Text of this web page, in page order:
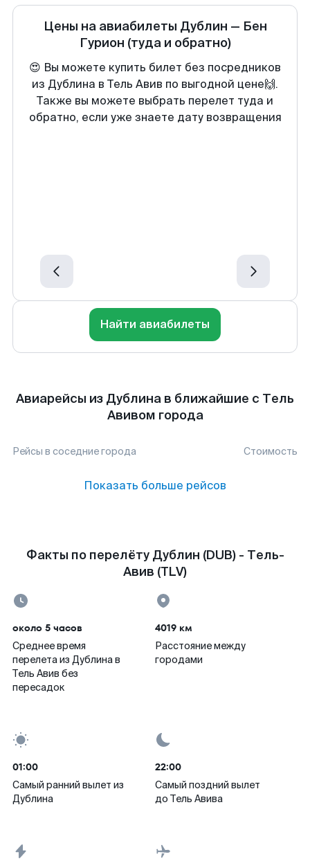
Цены на авиабилеты Дублин — Бен
Гурион (туда и обратно)
😍 Вы можете купить билет без посредников
из Дублина в Тель Авив по выгодной цене🙌.
Также вы можете выбрать перелет туда и
обратно, если уже знаете дату возвращения
Найти авиабилеты
Авиарейсы из Дублина в ближайшие с Тель
Авивом города
Рейсы в соседние города Стоимость
Показать больше рейсов
Факты по перелёту Дублин (DUB) - Тель-
Авив (TLV)
около 5 часов
Среднее время
перелета из Дублина в
Тель Авив без
пересадок
4019 км
Расстояние между
городами
01:00
Самый ранний вылет из
Дублина
22:00
Самый поздний вылет
до Тель Авива